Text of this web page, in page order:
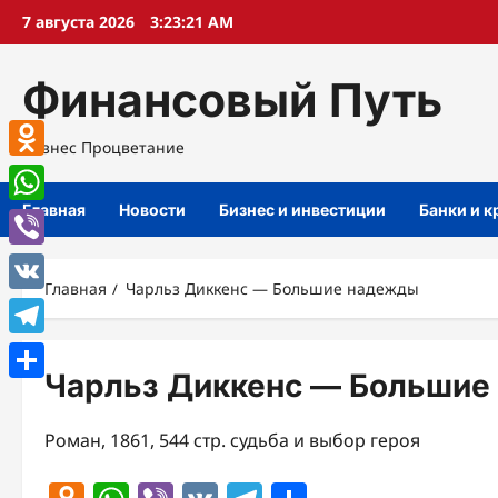
Перейти
7 августа 2026 3:23:21 AM
Финансовый Путь
Бизнес Процветание
Главная Новости Бизнес и инвестиции Банки и
Главная Чарльз Диккенс — Большие надежды
Чарльз Диккенс —
Роман, 1861, 544 стр. судьба и выбор героя
Odnoklassniki
WhatsApp
Viber
VK
Telegram
Отправить